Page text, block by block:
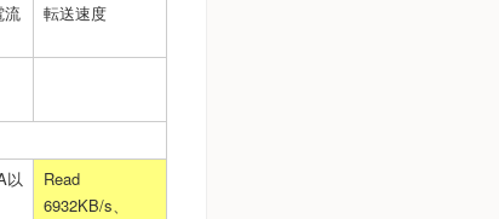
流 転送速度
以
Read
6932KB/s、